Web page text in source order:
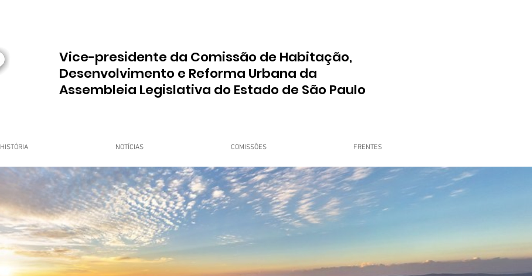
Vice-presidente da Comissão de Habitação,
Desenvolvimento e Reforma Urbana da
Assembleia Legislativa do Estado de São Paulo
HISTÓRIA NOTÍCIAS COMISSÕES FRENTES
Grupo Dr. Jorge do Carmo